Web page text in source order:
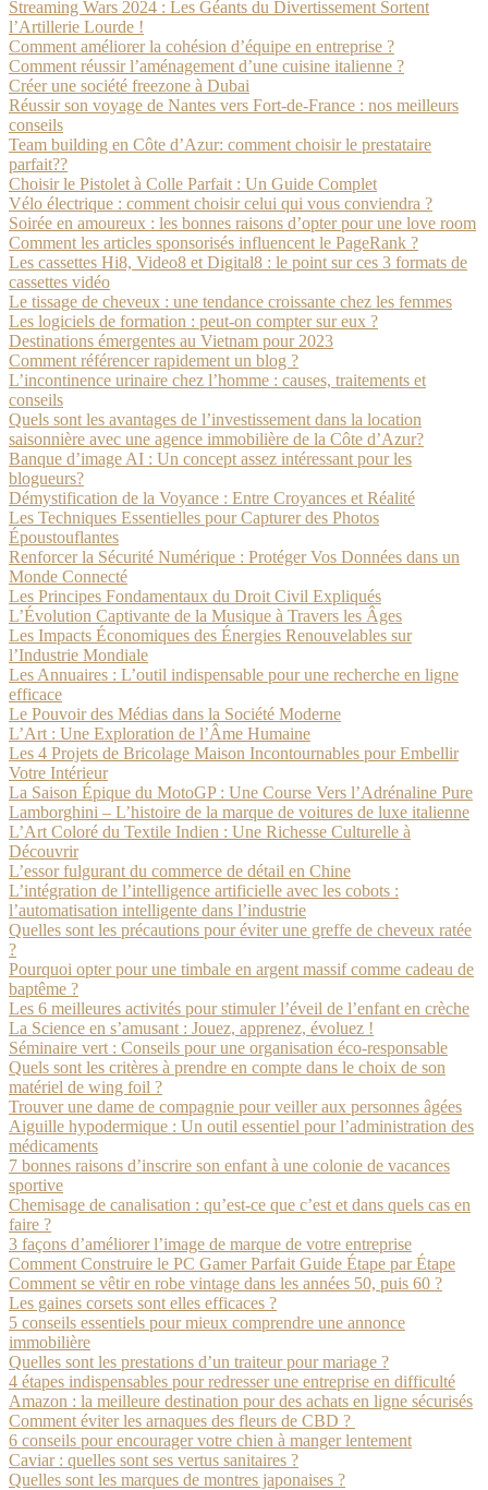
Streaming Wars 2024 : Les Géants du Divertissement Sortent
l’Artillerie Lourde !
Comment améliorer la cohésion d’équipe en entreprise ?
Comment réussir l’aménagement d’une cuisine italienne ?
Créer une société freezone à Dubai
Réussir son voyage de Nantes vers Fort-de-France : nos meilleurs
conseils
Team building en Côte d’Azur: comment choisir le prestataire
parfait??
Choisir le Pistolet à Colle Parfait : Un Guide Complet
Vélo électrique : comment choisir celui qui vous conviendra ?
Soirée en amoureux : les bonnes raisons d’opter pour une love room
Comment les articles sponsorisés influencent le PageRank ?
Les cassettes Hi8, Video8 et Digital8 : le point sur ces 3 formats de
cassettes vidéo
Le tissage de cheveux : une tendance croissante chez les femmes
Les logiciels de formation : peut-on compter sur eux ?
Destinations émergentes au Vietnam pour 2023
Comment référencer rapidement un blog ?
L’incontinence urinaire chez l’homme : causes, traitements et
conseils
Quels sont les avantages de l’investissement dans la location
saisonnière avec une agence immobilière de la Côte d’Azur?
Banque d’image AI : Un concept assez intéressant pour les
blogueurs?
Démystification de la Voyance : Entre Croyances et Réalité
Les Techniques Essentielles pour Capturer des Photos
Époustouflantes
Renforcer la Sécurité Numérique : Protéger Vos Données dans un
Monde Connecté
Les Principes Fondamentaux du Droit Civil Expliqués
L’Évolution Captivante de la Musique à Travers les Âges
Les Impacts Économiques des Énergies Renouvelables sur
l’Industrie Mondiale
Les Annuaires : L’outil indispensable pour une recherche en ligne
efficace
Le Pouvoir des Médias dans la Société Moderne
L’Art : Une Exploration de l’Âme Humaine
Les 4 Projets de Bricolage Maison Incontournables pour Embellir
Votre Intérieur
La Saison Épique du MotoGP : Une Course Vers l’Adrénaline Pure
Lamborghini – L’histoire de la marque de voitures de luxe italienne
L’Art Coloré du Textile Indien : Une Richesse Culturelle à
Découvrir
L’essor fulgurant du commerce de détail en Chine
L’intégration de l’intelligence artificielle avec les cobots :
l’automatisation intelligente dans l’industrie
Quelles sont les précautions pour éviter une greffe de cheveux ratée
?
Pourquoi opter pour une timbale en argent massif comme cadeau de
baptême ?
Les 6 meilleures activités pour stimuler l’éveil de l’enfant en crèche
La Science en s’amusant : Jouez, apprenez, évoluez !
Séminaire vert : Conseils pour une organisation éco-responsable
Quels sont les critères à prendre en compte dans le choix de son
matériel de wing foil ?
Trouver une dame de compagnie pour veiller aux personnes âgées
Aiguille hypodermique : Un outil essentiel pour l’administration des
médicaments
7 bonnes raisons d’inscrire son enfant à une colonie de vacances
sportive
Chemisage de canalisation : qu’est-ce que c’est et dans quels cas en
faire ?
3 façons d’améliorer l’image de marque de votre entreprise
Comment Construire le PC Gamer Parfait Guide Étape par Étape
Comment se vêtir en robe vintage dans les années 50, puis 60 ?
Les gaines corsets sont elles efficaces ?
5 conseils essentiels pour mieux comprendre une annonce
immobilière
Quelles sont les prestations d’un traiteur pour mariage ?
4 étapes indispensables pour redresser une entreprise en difficulté
Amazon : la meilleure destination pour des achats en ligne sécurisés
Comment éviter les arnaques des fleurs de CBD ?
6 conseils pour encourager votre chien à manger lentement
Caviar : quelles sont ses vertus sanitaires ?
Quelles sont les marques de montres japonaises ?